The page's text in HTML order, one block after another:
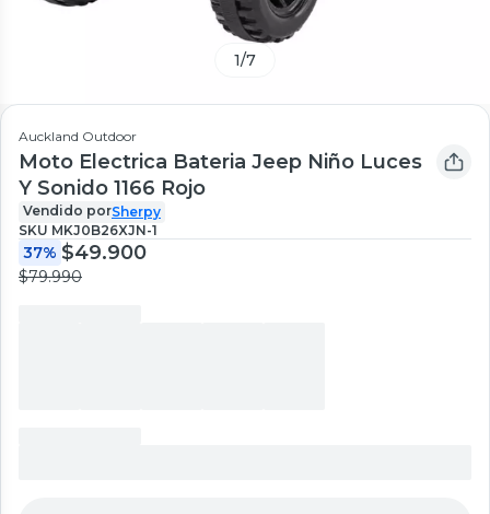
1/7
Auckland Outdoor
Moto Electrica Bateria Jeep Niño Luces
Y Sonido 1166 Rojo
Vendido porSherpy
SKU MKJ0B26XJN-1
37% $49.900
$79.990